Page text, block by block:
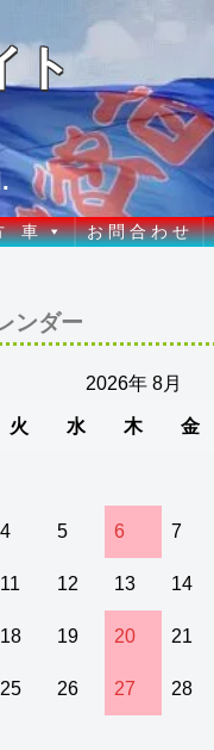
ト
車 お 問 合 わ せ
ンダー
2026年 8月
火 水 木 金
4 5 6 7
11 12 13 14
18 19 20 21
25 26 27 28